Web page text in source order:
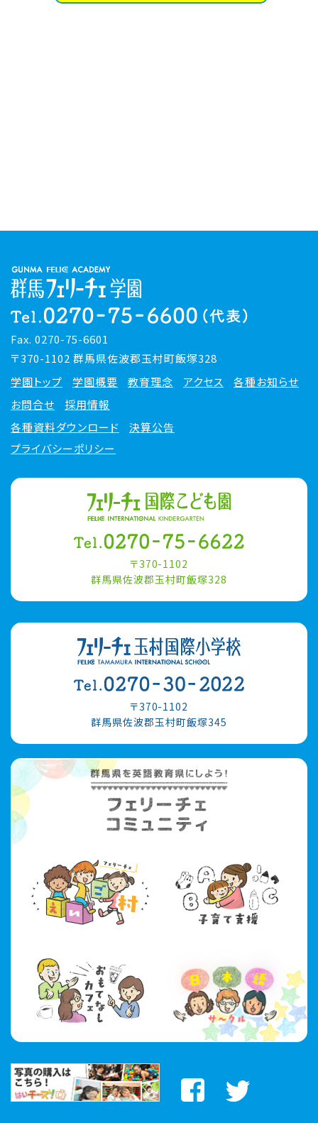
Fax. 0270-75-6601
〒370-1102 群馬県佐波郡玉村町飯塚328
プライバシーポリシー
学園トップ 学園概要 教育理念 アクセス
各種お知らせ
お問合せ
採用情報
各種資料ダウンロード
決算公告
〒370-1102
群馬県佐波郡玉村町飯塚328
〒370-1102
群馬県佐波郡玉村町飯塚345